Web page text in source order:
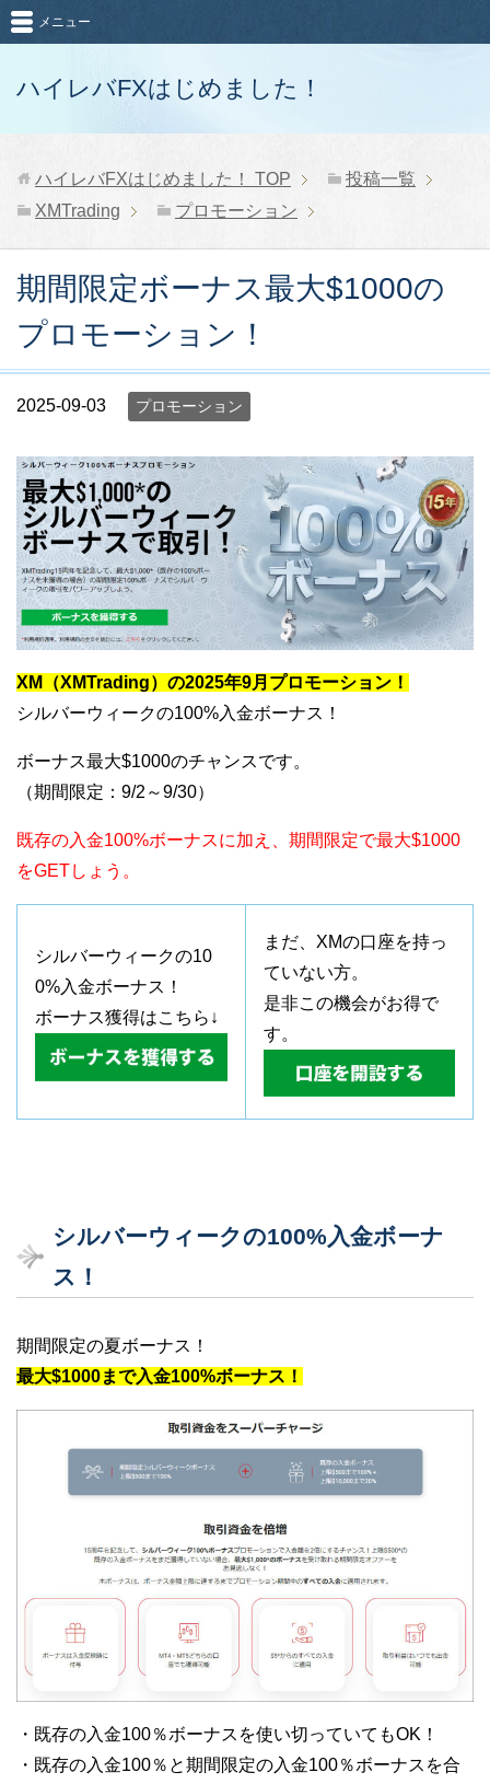
ハイレバFXはじめました！
メニュー
ハイレバFXはじめました！ TOP
投稿一覧
XMTrading
プロモーション
期間限定ボーナス最大$1000の
プロモーション！
2025-09-03 プロモーション
XM（XMTrading）の2025年9月プロモーション！
シルバーウィークの100%入金ボーナス！
ボーナス最大$1000のチャンスです。
（期間限定：9/2～9/30）
既存の入金100%ボーナスに加え、期間限定で最大$1000
をGETしょう。
シルバーウィークの10
0%入金ボーナス！
ボーナス獲得はこちら↓
まだ、XMの口座を持っ
ていない方。
是非この機会がお得で
す。
シルバーウィークの100%入金ボーナ
ス！
期間限定の夏ボーナス！
最大$1000まで入金100%ボーナス！
・既存の入金100％ボーナスを使い切っていてもOK！
・既存の入金100％と期間限定の入金100％ボーナスを合